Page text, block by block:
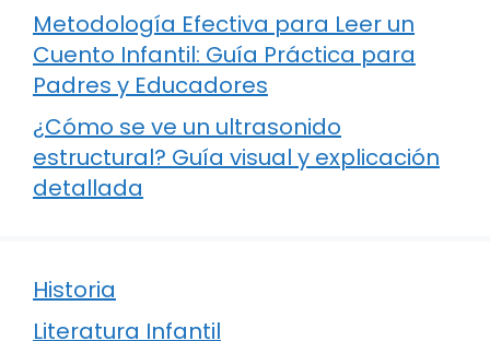
Metodología Efectiva para Leer un
Cuento Infantil: Guía Práctica para
Padres y Educadores
¿Cómo se ve un ultrasonido
estructural? Guía visual y explicación
detallada
Historia
Literatura Infantil